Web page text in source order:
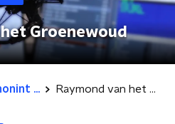
Groenewoud
... Raymond van het Groenewoud